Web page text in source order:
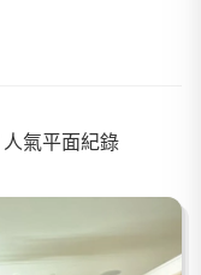
人氣平面紀錄